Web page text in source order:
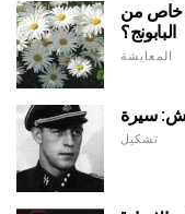
خاص من
البابونج؟
المعايشة
سيرة
تشكيل